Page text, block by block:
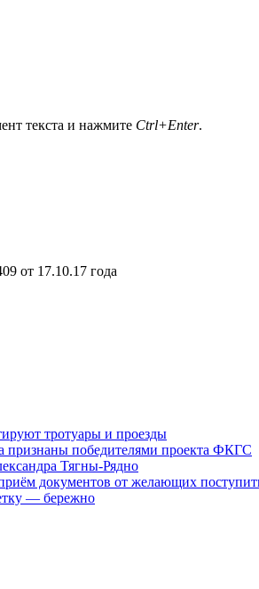
текста и нажмите Ctrl+Enter.
от 17.10.17 года
тротуары и проезды
признаны победителями проекта ФКГС
Тягны-Рядно
документов от желающих
— бережно